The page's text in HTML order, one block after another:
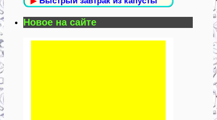
Новое на сайте